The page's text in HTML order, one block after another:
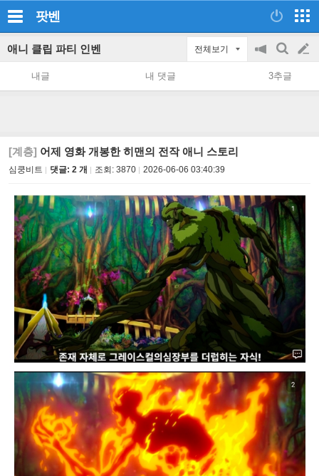
팟벤
애니 클립 파티 인벤 전체보기
공
on/off
검
색
글
쓰
내글 내 댓글 3추글
[계층] 어제 영화 개봉한 히맨의 전작 애니 스토리
심쿵비트 댓글: 2 개 조회: 3870 2026-06-06 03:40:39